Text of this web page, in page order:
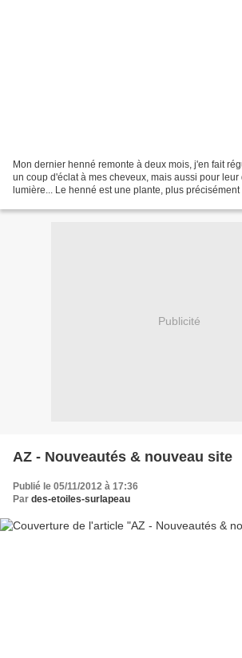
Mon dernier henné remonte à deux mois, j'en fait
un coup d'éclat à mes cheveux, mais aussi pour leur
lumière... Le henné est une plante, plus précisément
Publicité
AZ - Nouveautés & nouveau site
Publié le 05/11/2012 à 17:36
Par des-etoiles-surlapeau